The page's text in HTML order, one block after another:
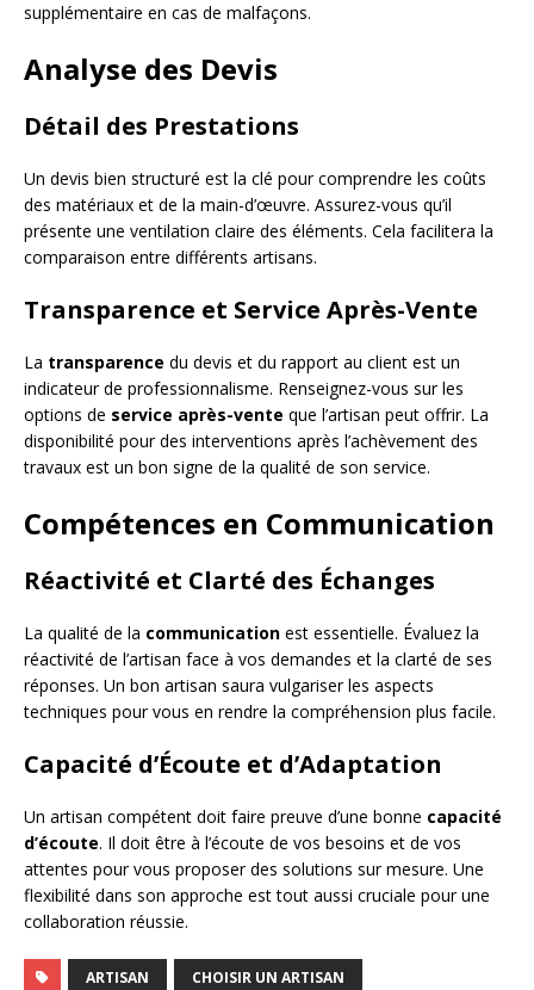
supplémentaire en cas de malfaçons.
Analyse des Devis
Détail des Prestations
Un devis bien structuré est la clé pour comprendre les coûts
des matériaux et de la main-d’œuvre. Assurez-vous qu’il
présente une ventilation claire des éléments. Cela facilitera la
comparaison entre différents artisans.
Transparence et Service Après-Vente
La transparence du devis et du rapport au client est un
indicateur de professionnalisme. Renseignez-vous sur les
options de service après-vente que l’artisan peut offrir. La
disponibilité pour des interventions après l’achèvement des
travaux est un bon signe de la qualité de son service.
Compétences en Communication
Réactivité et Clarté des Échanges
La qualité de la communication est essentielle. Évaluez la
réactivité de l’artisan face à vos demandes et la clarté de ses
réponses. Un bon artisan saura vulgariser les aspects
techniques pour vous en rendre la compréhension plus facile.
Capacité d’Écoute et d’Adaptation
Un artisan compétent doit faire preuve d’une bonne capacité
d’écoute. Il doit être à l’écoute de vos besoins et de vos
attentes pour vous proposer des solutions sur mesure. Une
flexibilité dans son approche est tout aussi cruciale pour une
collaboration réussie.
ARTISAN CHOISIR UN ARTISAN